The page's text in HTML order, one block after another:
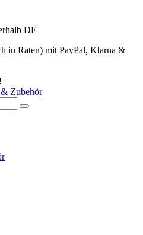
DE
in Raten) mit PayPal, Klarna &